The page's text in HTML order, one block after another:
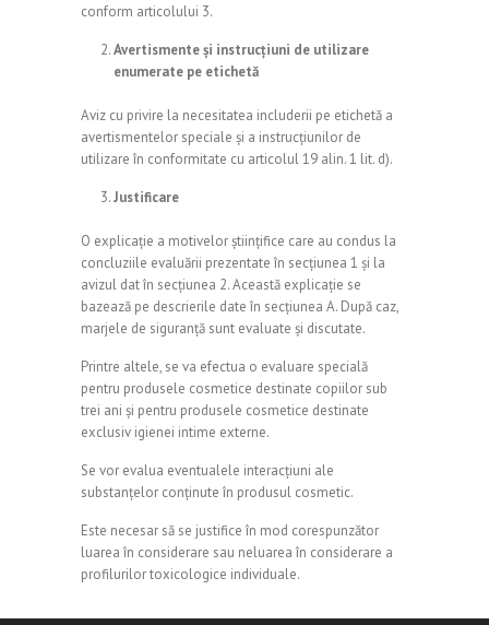
conform articolului 3.
Avertismente și instrucțiuni de utilizare
enumerate pe etichetă
Aviz cu privire la necesitatea includerii pe etichetă a
avertismentelor speciale și a instrucțiunilor de
utilizare în conformitate cu articolul 19 alin. 1 lit. d).
Justificare
O explicație a motivelor științifice care au condus la
concluziile evaluării prezentate în secțiunea 1 și la
avizul dat în secțiunea 2. Această explicație se
bazează pe descrierile date în secțiunea A. După caz,
marjele de siguranță sunt evaluate și discutate.
Printre altele, se va efectua o evaluare specială
pentru produsele cosmetice destinate copiilor sub
trei ani și pentru produsele cosmetice destinate
exclusiv igienei intime externe.
Se vor evalua eventualele interacțiuni ale
substanțelor conținute în produsul cosmetic.
Este necesar să se justifice în mod corespunzător
luarea în considerare sau neluarea în considerare a
profilurilor toxicologice individuale.